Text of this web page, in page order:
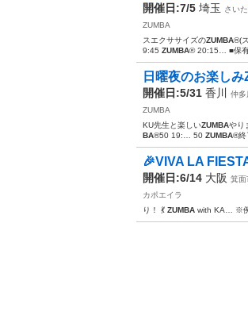
開催日:7/5 埼玉 さい
ZUMBA
スエクササイズのZUMBA®(
9:45 ZUMBA® 20:15… ■保
日曜夜のお楽し
開催日:5/31 香川 仲多
ZUMBA
KU先生と楽しいZUMBAやり
BA®︎50 19:… 50 ZUMBA®︎終
🎉VIVA LA
開催日:6/14 大阪 箕面
カポエイラ
り！ 💃 ZUMBA with KA… ※